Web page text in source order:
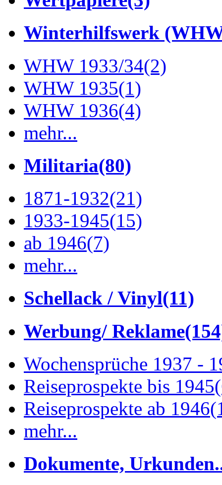
Winterhilfswerk
WHW 1933/34(2)
WHW 1935(1)
WHW 1936(4)
mehr...
Militaria(80)
1871-1932(21)
1933-1945(15)
ab 1946(7)
mehr...
Schellack / Vinyl(11)
Werbung/ Reklame
Wochensprüche 1937 -
Reiseprospekte bis 1945
Reiseprospekte ab 1946
mehr...
Dokumente,